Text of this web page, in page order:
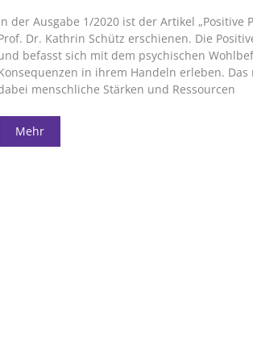
der Ausgabe 1/2020 ist der Artikel „Positive
Dr. Kathrin Schütz erschienen. Die
befasst sich mit dem psychischen
in ihrem Handeln erleben.
menschliche Stärken und Ressourcen
Positive
Mehr